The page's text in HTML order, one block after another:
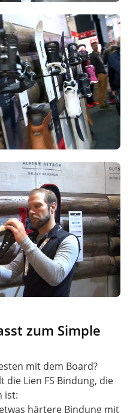
zum Simple
mit dem Board?
die Lien FS Bindung, die
ist:
härtere Bindung mit